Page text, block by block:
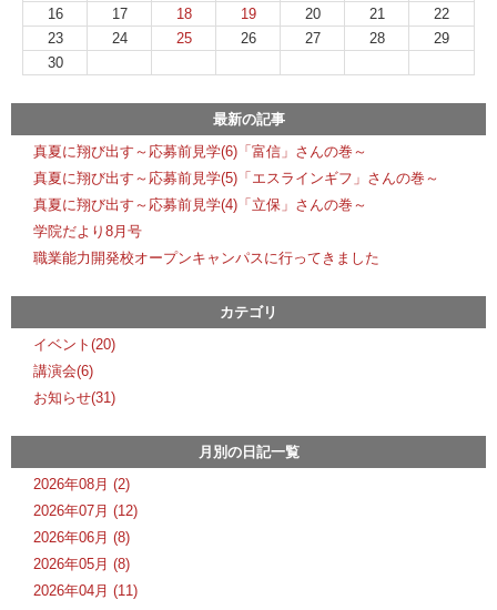
16
17 18 19 20 21
22
23
24 25 26 27 28
29
30
最新の記事
真夏に翔び出す～応募前見学(6)「富信」さんの巻～
真夏に翔び出す～応募前見学(5)「エスラインギフ」さんの巻～
真夏に翔び出す～応募前見学(4)「立保」さんの巻～
学院だより8月号
職業能力開発校オープンキャンパスに行ってきました
カテゴリ
イベント(20)
講演会(6)
お知らせ(31)
月別の日記一覧
2026年08月 (2)
2026年07月 (12)
2026年06月 (8)
2026年05月 (8)
2026年04月 (11)